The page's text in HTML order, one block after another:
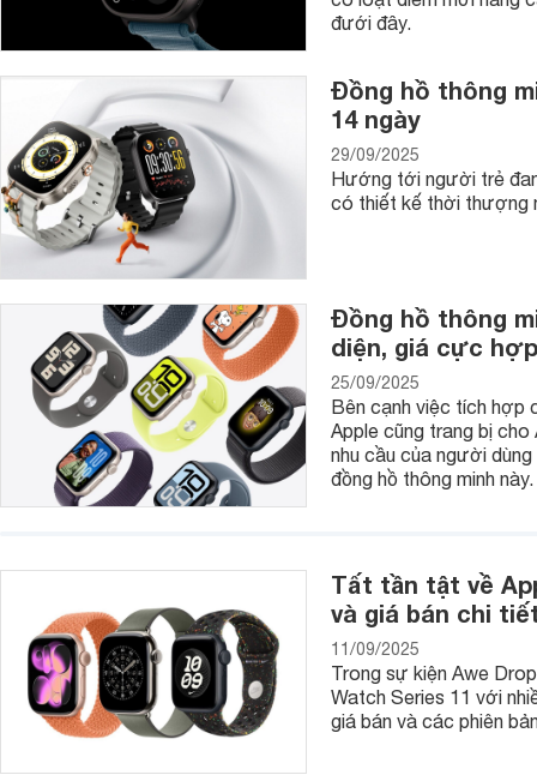
thành đắt. Dòng đồng hồ này được nhiều anh em ưa
sang trọng bởi mang tới sự lịch lãm cho người đeo.
đưới đây.
Đồng hồ thông
14 ngày
29/09/2025
Hướng tới người trẻ
có thiết kế thời thượng
Đồng hồ thông
diện, giá cực
25/09/2025
Bên cạnh việc tích hợp
Apple cũng trang bị
nhu cầu của người
đồng hồ thông minh này.
Tất tần tật về
và giá bán chi
11/09/2025
Trong sự kiện Awe
Watch Series 11 với
giá bán và các phiên